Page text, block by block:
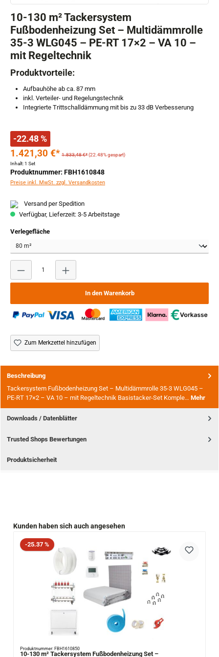
10-130 m² Tackersystem
Fußbodenheizung Set – Multidämmrolle
35-3 WLG045 – PE-RT 17×2 – VA 10 –
mit Regeltechnik
Produktvorteile:
Aufbauhöhe ab ca. 87 mm
inkl. Verteiler- und Regelungstechnik
Integrierte Trittschalldämmung mit bis zu 33 dB Verbesserung
-22.48 %
1.421,30 €* 1.833,48 €*(22.48% gespart)
Inhalt:1 Set
Produktnummer: FBH1610848
Preise inkl. MwSt. zzgl. Versandkosten
Versand per Spedition
Verfügbar, Lieferzeit: 3-5 Arbeitstage
Verlegeflächeauswählen
Produkt Anzahl: Gib den gewünschten Wert ein oder
In den Warenkorb
Zum Merkzettel hinzufügen
Beschreibung
Tackersystem Fußbodenheizung Set – Multidämmrolle 35-3 WLG045 –
PE-RT 17×2 – VA 10 – mit Regeltechnik Basistacker-Set Komple… Mehr
Downloads / Datenblätter
Trusted Shops Bewertungen
Produktsicherheit
Produktgalerie überspringen
Kunden haben sich auch angesehen
Rabatt
-25.37 %
Produktnummer: FBH1610850
10-130 m² Tackersystem Fußbodenheizung Set –